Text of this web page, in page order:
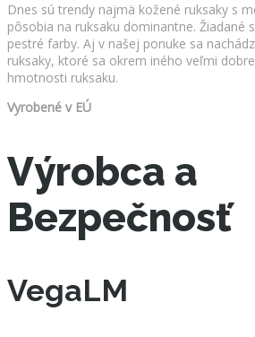
Dnes sú trendy najmä kožené ruksaky s
pôsobia na ruksaku dominantne. Žiadané
pestré farby. Aj v našej ponuke sa
ruksaky, ktoré sa okrem iného veľmi
hmotnosti ruksaku.
Vyrobené v EÚ
Výrobca a
Bezpečnosť
VegaLM